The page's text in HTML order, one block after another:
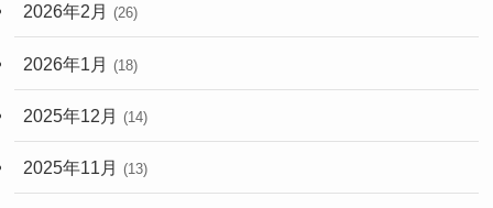
2026年2月 (26)
2026年1月 (18)
2025年12月 (14)
2025年11月 (13)